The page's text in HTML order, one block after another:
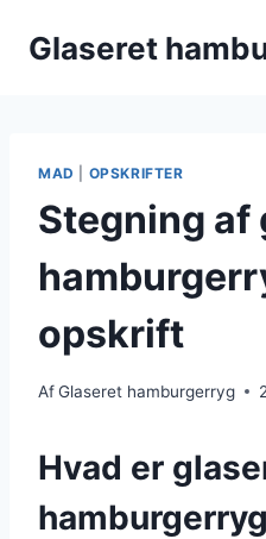
Glaseret
MAD OPSKRIFTER
Stegning af
opskrift
AfGlaseret hamburgerryg
Hvad er